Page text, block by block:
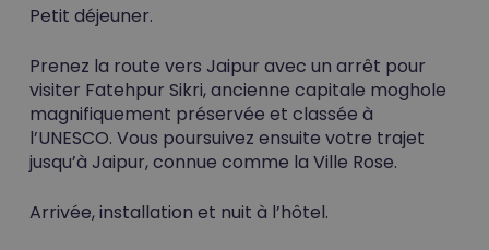
Petit déjeuner.
Prenez la route vers Jaipur avec un arrêt pour
visiter Fatehpur Sikri, ancienne capitale moghole
magnifiquement préservée et classée à
l’UNESCO. Vous poursuivez ensuite votre trajet
jusqu’à Jaipur, connue comme la Ville Rose.
Arrivée, installation et nuit à l’hôtel.